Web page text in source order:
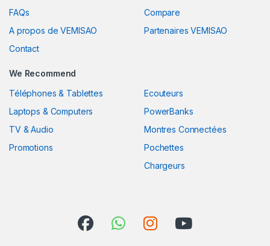
FAQs
A propos de VEMISAO
Contact
Compare
Partenaires VEMISAO
We Recommend
Téléphones & Tablettes
Laptops & Computers
TV & Audio
Promotions
Ecouteurs
PowerBanks
Montres Connectées
Pochettes
Chargeurs